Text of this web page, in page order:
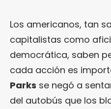
Los americanos, tan
capitalistas como
democrática, saben
cada acción es
Parks se negó a
del autobús que los